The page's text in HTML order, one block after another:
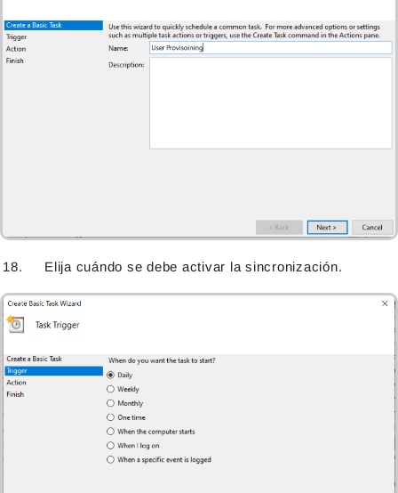
Elija cuándo se debe activar la sincronización.